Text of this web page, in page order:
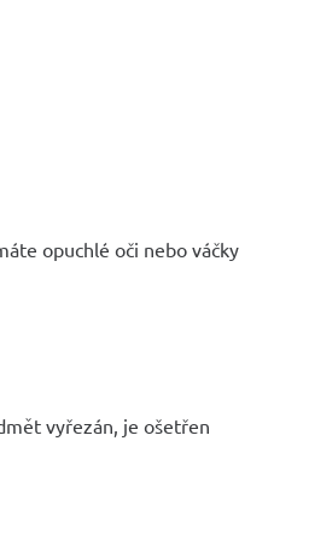
opuchlé oči nebo váčky
vyřezán, je ošetřen